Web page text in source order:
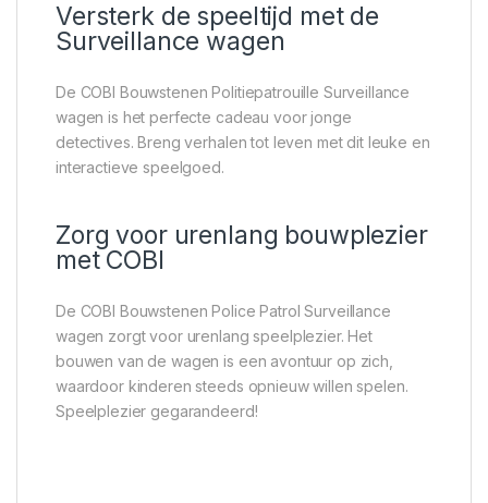
Versterk de speeltijd met de
Surveillance wagen
De COBI Bouwstenen Politiepatrouille Surveillance
wagen is het perfecte cadeau voor jonge
detectives. Breng verhalen tot leven met dit leuke en
interactieve speelgoed.
Zorg voor urenlang bouwplezier
met COBI
De COBI Bouwstenen Police Patrol Surveillance
wagen zorgt voor urenlang speelplezier. Het
bouwen van de wagen is een avontuur op zich,
waardoor kinderen steeds opnieuw willen spelen.
Speelplezier gegarandeerd!